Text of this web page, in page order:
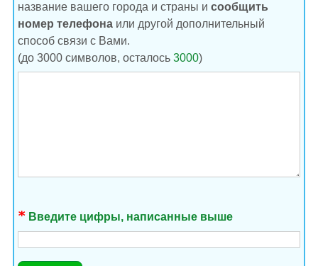
название вашего города и страны и сообщить
номер телефона или другой дополнительный
способ связи с Вами.
(до 3000 символов, осталось 3000)
Введите цифры, написанные выше